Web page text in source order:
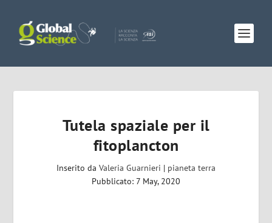
Tutela spaziale per il
fitoplancton
Inserito da Valeria Guarnieri | pianeta terra
Pubblicato: 7 May, 2020